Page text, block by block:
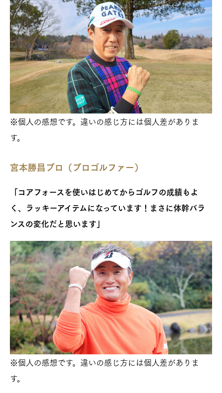
※個人の感想です。違いの感じ方には個人差がありま
す。
宮本勝昌プロ（プロゴルファー）
「コアフォースを使いはじめてからゴルフの成績もよ
く、ラッキーアイテムになっています！まさに体幹バラ
ンスの変化だと思います」
※個人の感想です。違いの感じ方には個人差がありま
す。